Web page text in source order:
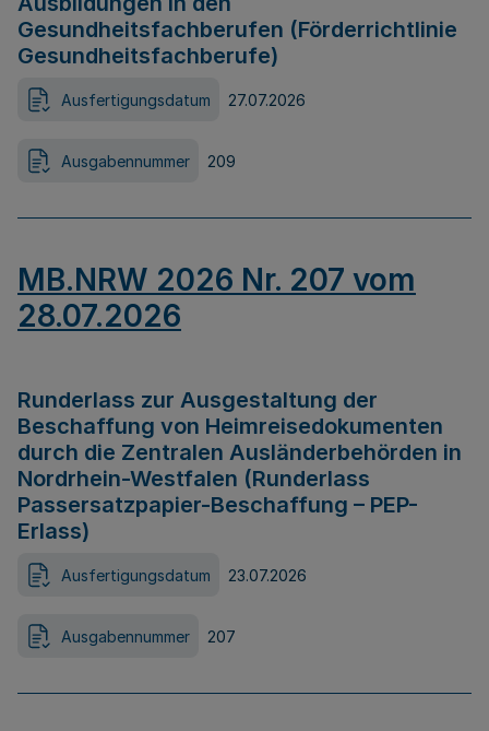
Gesundheitsfachberufen (Förderrichtlinie
Gesundheitsfachberufe)
Ausfertigungsdatum 27.07.2026
Ausgabennummer 209
MB.NRW 2026 Nr. 207 vom
28.07.2026
Runderlass zur Ausgestaltung der
Beschaffung von Heimreisedokumenten
durch die Zentralen Ausländerbehörden in
Nordrhein-Westfalen (Runderlass
Passersatzpapier-Beschaffung – PEP-
Erlass)
Ausfertigungsdatum 23.07.2026
Ausgabennummer 207